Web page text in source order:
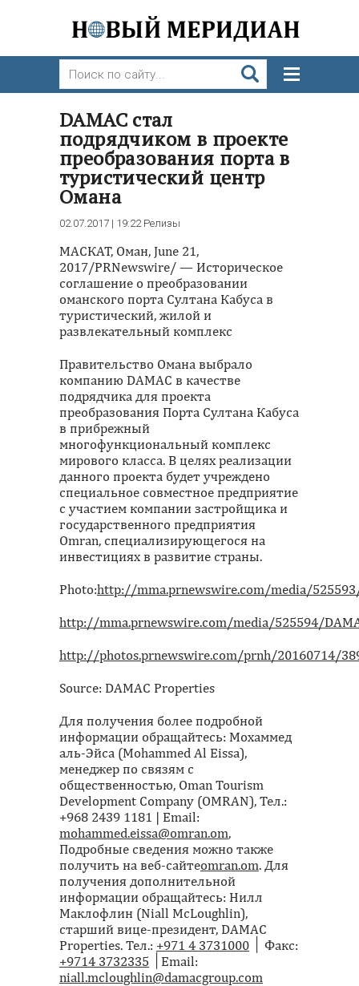
DAMAC стал
подрядчиком в проекте
преобразования порта в
туристический центр
Омана
02.07.2017 | 19:22 Релизы
МАСКАТ, Оман, June 21,
2017/PRNewswire/ — Историческое
соглашение о преобразовании
оманского порта Султана Кабуса в
туристический, жилой и
развлекательный комплекс
Правительство Омана выбрало
компанию DAMAC в качестве
подрядчика для проекта
преобразования Порта Султана Кабуса
в прибрежный
многофункциональный комплекс
мирового класса. В целях реализации
данного проекта будет учреждено
специальное совместное предприятие
с участием компании застройщика и
государственного предприятия
Omran, специализирующегося на
инвестициях в развитие страны.
Photo:http://mma.prnewswire.com/media/525593/
http://mma.prnewswire.com/media/525594/
http://photos.prnewswire.com/prnh/20160714/
Source: DAMAC Properties
Для получения более подробной
информации обращайтесь: Мохаммед
аль-Эйса (Mohammed Al Eissa),
менеджер по связям с
общественностью, Oman Tourism
Development Company (OMRAN), Тел.:
+968 2439 1181 | Email:
mohammed.eissa@omran.om,
Подробные сведения можно также
получить на веб-сайтеomran.om. Для
получения дополнительной
информации обращайтесь: Нилл
Маклофлин (Niall McLoughlin),
старший вице-президент, DAMAC
Properties. Тел.: +971 4 3731000 │ Факс:
+9714 3732335 │Email:
niall.mcloughlin@damacgroup.com